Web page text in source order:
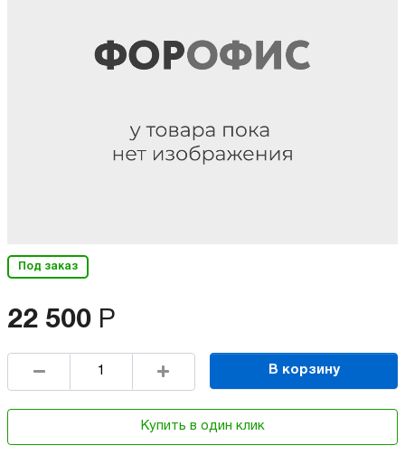
Под заказ
22 500 Р
В корзину
Купить в один клик